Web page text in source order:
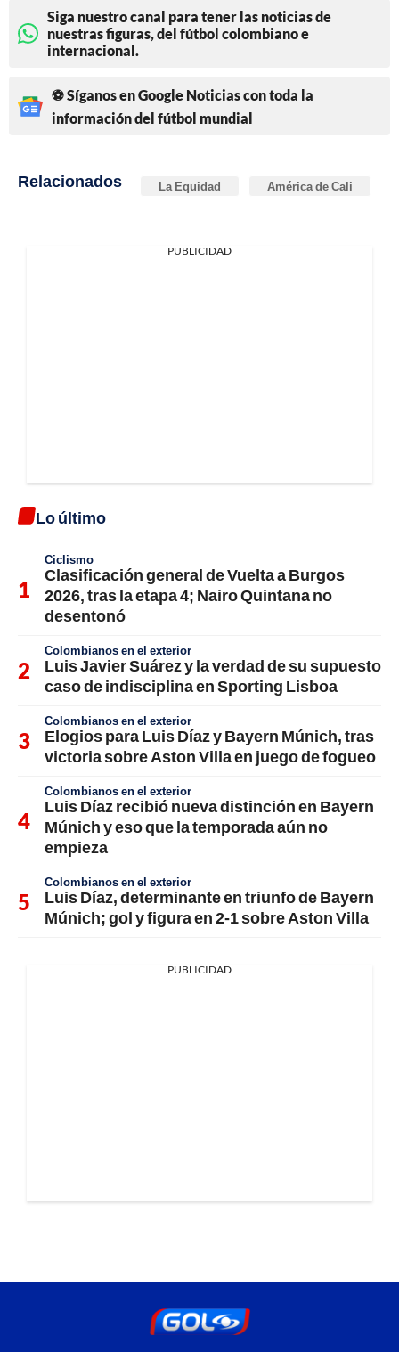
Siga nuestro canal para tener las noticias de
nuestras figuras, del fútbol colombiano e
internacional.
⚽ Síganos en Google Noticias con toda la
información del fútbol mundial
Relacionados La Equidad América de Cali
PUBLICIDAD
Lo último
Ciclismo
Clasificación general de Vuelta a Burgos
2026, tras la etapa 4; Nairo Quintana no
desentonó
Colombianos en el exterior
Luis Javier Suárez y la verdad de su supuesto
caso de indisciplina en Sporting Lisboa
Colombianos en el exterior
Elogios para Luis Díaz y Bayern Múnich, tras
victoria sobre Aston Villa en juego de fogueo
Colombianos en el exterior
Luis Díaz recibió nueva distinción en Bayern
Múnich y eso que la temporada aún no
empieza
Colombianos en el exterior
Luis Díaz, determinante en triunfo de Bayern
Múnich; gol y figura en 2-1 sobre Aston Villa
PUBLICIDAD